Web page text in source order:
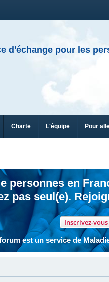
d'échange pour les
Charte L'équipe Pour
personnes en
pas seul(e).
Inscrivez-vous
est un service de